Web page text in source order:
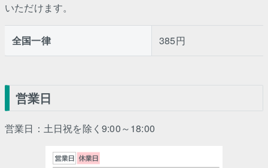
いただけます。
全国一律 385円
営業日
営業日：土日祝を除く9:00～18:00